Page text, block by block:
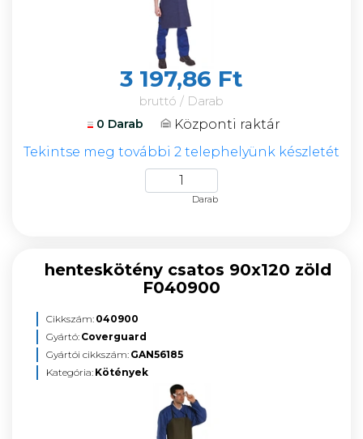
3 197,86 Ft
bruttó / Darab
0 Darab
Központi raktár
Tekintse meg további 2 telephelyünk készletét
Darab
henteskötény csatos 90x120 zöld
F040900
Cikkszám: 040900
Gyártó: Coverguard
Gyártói cikkszám: GAN56185
Kategória: Kötények